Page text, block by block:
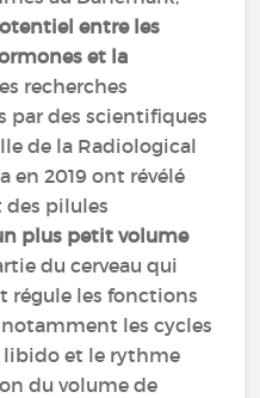
entre les
et la
recherches
par des scientifiques
de la Radiological
en 2019 ont révélé
des pilules
plus petit volume
du cerveau qui
régule les fonctions
les cycles
et le rythme
du volume de